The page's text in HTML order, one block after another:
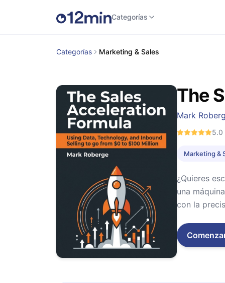
Categorías
Categorías Marketing & Sales
The
Mark
5.0
Marketing &
¿Quieres
una
con la